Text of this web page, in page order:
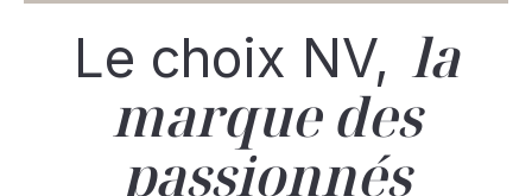
Le choix NV, la
marque des
passionnés